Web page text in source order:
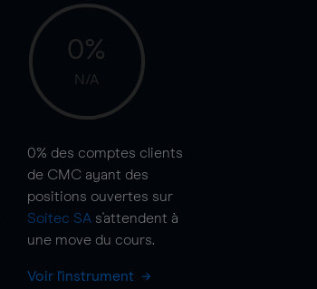
0%
N/A
0% des comptes clients
de CMC ayant des
positions ouvertes sur
Soitec SA s'attendent à
une move du cours.
Voir l'instrument